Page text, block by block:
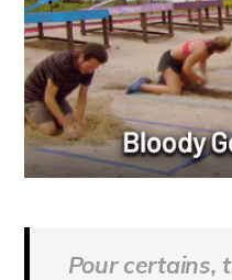
Pour certains,